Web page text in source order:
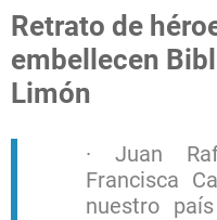
Retrato de
embellecen
Limón
· Juan
Francisca
nuestro